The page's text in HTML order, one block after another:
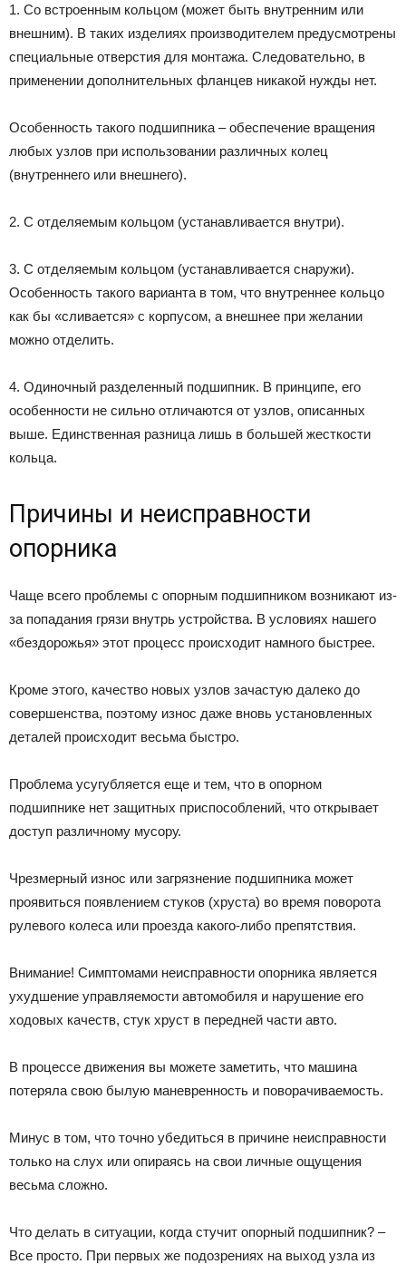
1. Со встроенным кольцом (может быть внутренним или
внешним). В таких изделиях производителем предусмотрены
специальные отверстия для монтажа. Следовательно, в
применении дополнительных фланцев никакой нужды нет.
Особенность такого подшипника – обеспечение вращения
любых узлов при использовании различных колец
(внутреннего или внешнего).
2. С отделяемым кольцом (устанавливается внутри).
3. С отделяемым кольцом (устанавливается снаружи).
Особенность такого варианта в том, что внутреннее кольцо
как бы «сливается» с корпусом, а внешнее при желании
можно отделить.
4. Одиночный разделенный подшипник. В принципе, его
особенности не сильно отличаются от узлов, описанных
выше. Единственная разница лишь в большей жесткости
кольца.
Причины и неисправности
опорника
Чаще всего проблемы с опорным подшипником возникают из-
за попадания грязи внутрь устройства. В условиях нашего
«бездорожья» этот процесс происходит намного быстрее.
Кроме этого, качество новых узлов зачастую далеко до
совершенства, поэтому износ даже вновь установленных
деталей происходит весьма быстро.
Проблема усугубляется еще и тем, что в опорном
подшипнике нет защитных приспособлений, что открывает
доступ различному мусору.
Чрезмерный износ или загрязнение подшипника может
проявиться появлением стуков (хруста) во время поворота
рулевого колеса или проезда какого-либо препятствия.
Внимание! Cимптомами неисправности опорника является
ухудшение управляемости автомобиля и нарушение его
ходовых качеств, стук хруст в передней части авто.
В процессе движения вы можете заметить, что машина
потеряла свою былую маневренность и поворачиваемость.
Минус в том, что точно убедиться в причине неисправности
только на слух или опираясь на свои личные ощущения
весьма сложно.
Что делать в ситуации, когда стучит опорный подшипник? –
Все просто. При первых же подозрениях на выход узла из